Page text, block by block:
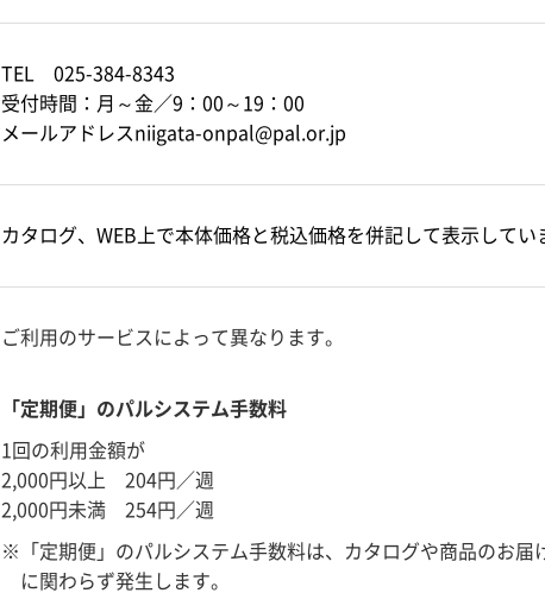
TEL 025-384-8343
受付時間：月～金／9：00～19：00
メールアドレスniigata-onpal@pal.or.jp
カタログ、WEB上で本体価格と税込価格を併記して表示してい
ご利用のサービスによって異なります。
「定期便」のパルシステム手数料
1回の利用金額が
2,000円以上 204円／週
2,000円未満 254円／週
※「定期便」のパルシステム手数料は、カタログや商品のお届
に関わらず発生します。